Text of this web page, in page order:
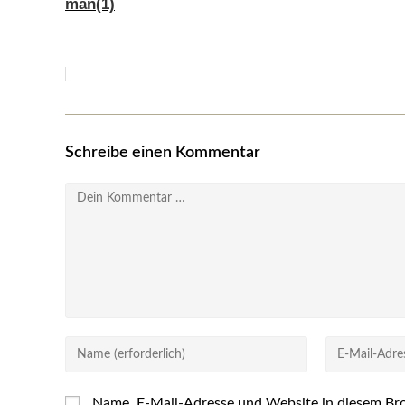
man(1)
Schreibe einen Kommentar
Kommentar
Gib
Gib